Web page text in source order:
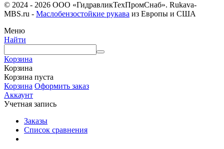
© 2024 - 2026 ООО «ГидравликТехПромСнаб». Rukava-
MBS.ru - Маслобензостойкие рукава из Европы и США
Меню
Найти
Корзина
Корзина
Корзина пуста
Корзина Оформить заказ
Аккаунт
Учетная запись
Заказы
Список сравнения